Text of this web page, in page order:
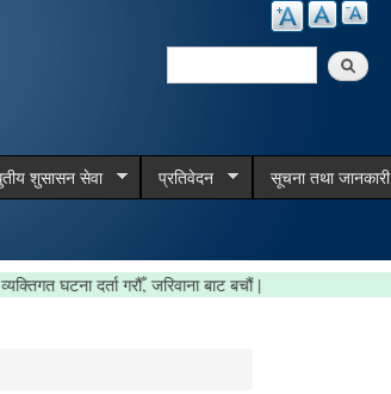
Search
शुसासन सेवा प्रतिवेदन सूचना तथा जानकारी
व्यक्तिगत घटना दर्ता गरौँ, जरिवाना बाट बचौं |